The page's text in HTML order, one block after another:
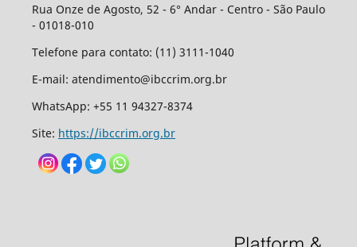
Rua Onze de Agosto, 52 - 6° Andar - Centro - São Paulo
- 01018-010
Telefone para contato: (11) 3111-1040
E-mail: atendimento@ibccrim.org.br
WhatsApp: +55 11 94327-8374
Site: https://ibccrim.org.br